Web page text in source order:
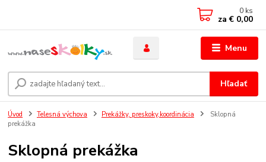
Menu
Hľadať
0 ks
za € 0,00
Úvod Telesná výchova Prekážky, preskoky,koordinácia
Sklopná
prekážka
Sklopná prekážka